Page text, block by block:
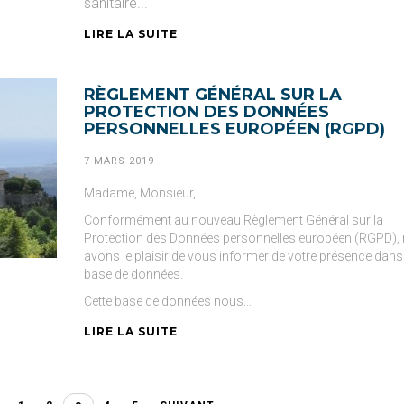
sanitaire...
LIRE LA SUITE
RÈGLEMENT GÉNÉRAL SUR LA
PROTECTION DES DONNÉES
PERSONNELLES EUROPÉEN (RGPD)
7 MARS 2019
Madame, Monsieur,
Conformément au nouveau Règlement Général sur la
Protection des Données personnelles européen (RGPD),
avons le plaisir de vous informer de votre présence
base de données.
Cette base de données nous...
LIRE LA SUITE